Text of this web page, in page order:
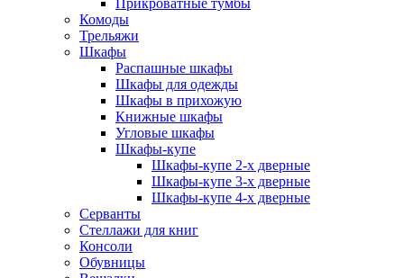
Прикроватные тумбы
Комоды
Трельяжи
Шкафы
Распашные шкафы
Шкафы для одежды
Шкафы в прихожую
Книжные шкафы
Угловые шкафы
Шкафы-купе
Шкафы-купе 2-x дверные
Шкафы-купе 3-х дверные
Шкафы-купе 4-х дверные
Серванты
Стеллажи для книг
Консоли
Обувницы